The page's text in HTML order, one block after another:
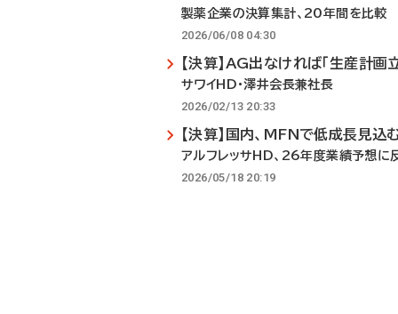
製薬企業の決算集計、20年間を比較
2026/06/08 04:30
【決算】AG出なければ「生産計画
サワイHD・澤井会長兼社長
2026/02/13 20:33
【決算】国内、MFNで低成長見込
アルフレッサHD、26年度業績予想に
2026/05/18 20:19